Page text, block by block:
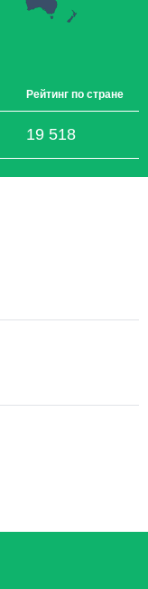
Рейтинг по стране
19 518